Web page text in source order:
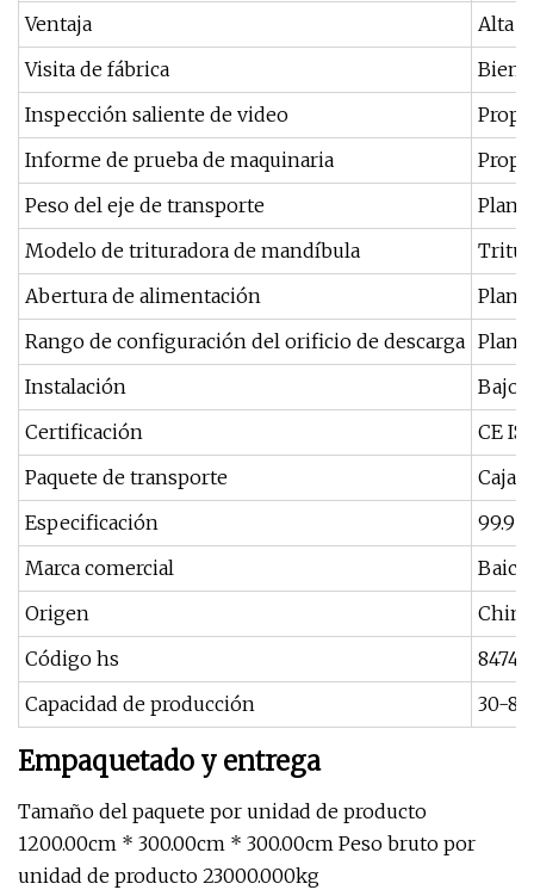
Ventaja
Alta
Visita de fábrica
Inspección saliente de video
Informe de prueba de maquinaria
Peso del eje de transporte
Modelo de trituradora de mandíbula
Abertura de alimentación
Rango de configuración del orificio de descarga
Instalación
Bajo
Certificación
CE
Paquete de transporte
Cajas
Especificación
99.9
Marca comercial
Origen
Código hs
Capacidad de producción
30-
Empaquetado y entrega
Tamaño del paquete por unidad de producto
1200.00cm * 300.00cm * 300.00cm Peso bruto por
unidad de producto 23000.000kg